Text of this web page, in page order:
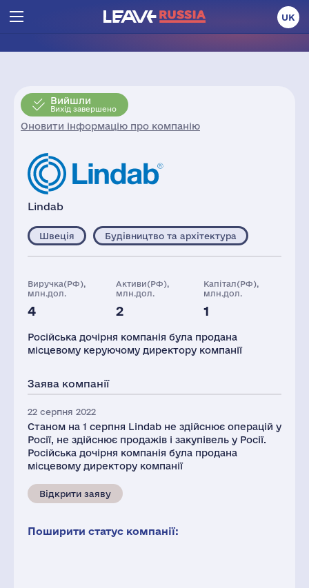
UK
Вийшли
Вихід завершено
Оновити інформацію про компанію
Lindab
Швеція Будівництво та архітектура
Виручка(РФ),
млн.дол.
4
Активи(РФ),
млн.дол.
2
Капітал(РФ),
млн.дол.
1
2021
16
млн.дол.
1
Російська дочірня компанія була продана
місцевому керуючому директору компанії
Заява компанії
22 серпня 2022
Станом на 1 серпня Lindab не здійснює операцій у
Росії, не здійснює продажів і закупівель у Росії.
Російська дочірня компанія була продана
місцевому директору компанії
Відкрити заяву
Поширити статус компанії: